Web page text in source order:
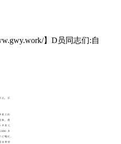
】D员同志们:自